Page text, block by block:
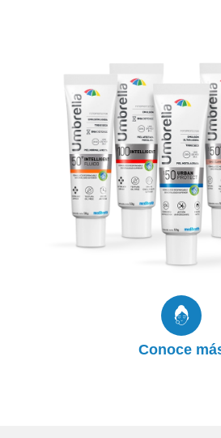
Conoce
Umbrella Línea
protección
recomendada por
usarlo diariamente. Su
tecnología REPARA el
Productos